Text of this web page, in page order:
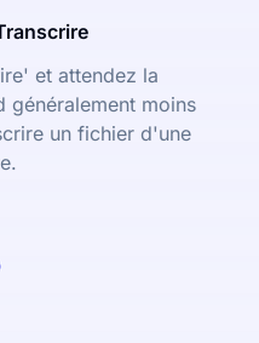
et attendez la
généralement moins
un fichier d'une